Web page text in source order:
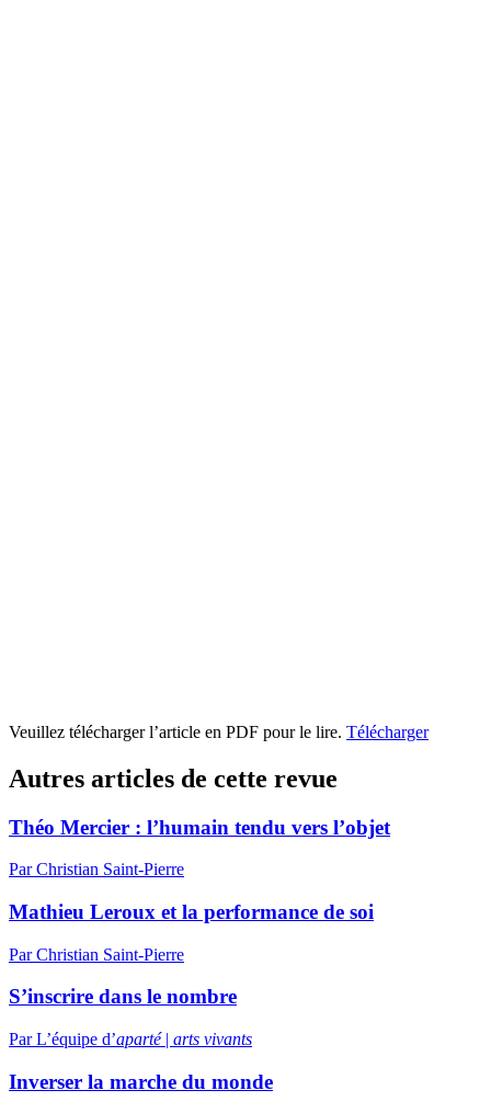
Veuillez télécharger l’article en PDF pour le lire. Télécharger
Autres articles de cette revue
Théo Mercier : l’humain tendu vers l’objet
Par Christian Saint-Pierre
Mathieu Leroux et la performance de soi
Par Christian Saint-Pierre
S’inscrire dans le nombre
Par L’équipe d’aparté| arts vivants
Inverser la marche du monde